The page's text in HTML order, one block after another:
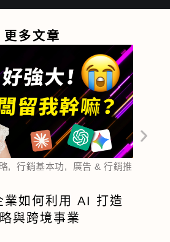
更多文章
, 行銷基本功, 廣告 & 行銷推
業如何利用 AI 打造
與跨境事業